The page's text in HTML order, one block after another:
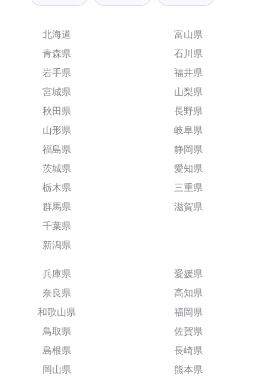
北海道
青森県
岩手県
宮城県
秋田県
山形県
福島県
茨城県
栃木県
群馬県
千葉県
新潟県
富山県
石川県
福井県
山梨県
長野県
岐阜県
静岡県
愛知県
三重県
滋賀県
兵庫県
奈良県
和歌山県
鳥取県
島根県
岡山県
愛媛県
高知県
福岡県
佐賀県
長崎県
熊本県